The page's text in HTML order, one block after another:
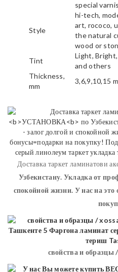
special
Style
hi-tech,
art, rococo,
the natural
wood or
Tint
Light,
and others
Thickness,
mm
3,6,9,10,15
Доставка таркет ламинатови
Узбекистану. Укладка от
спокойной жизни. У нас на
свойства и